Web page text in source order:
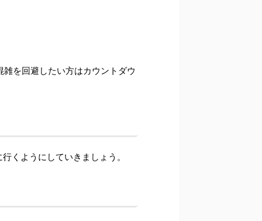
を回避したい方はカウントダウ
行くようにしていきましょう。